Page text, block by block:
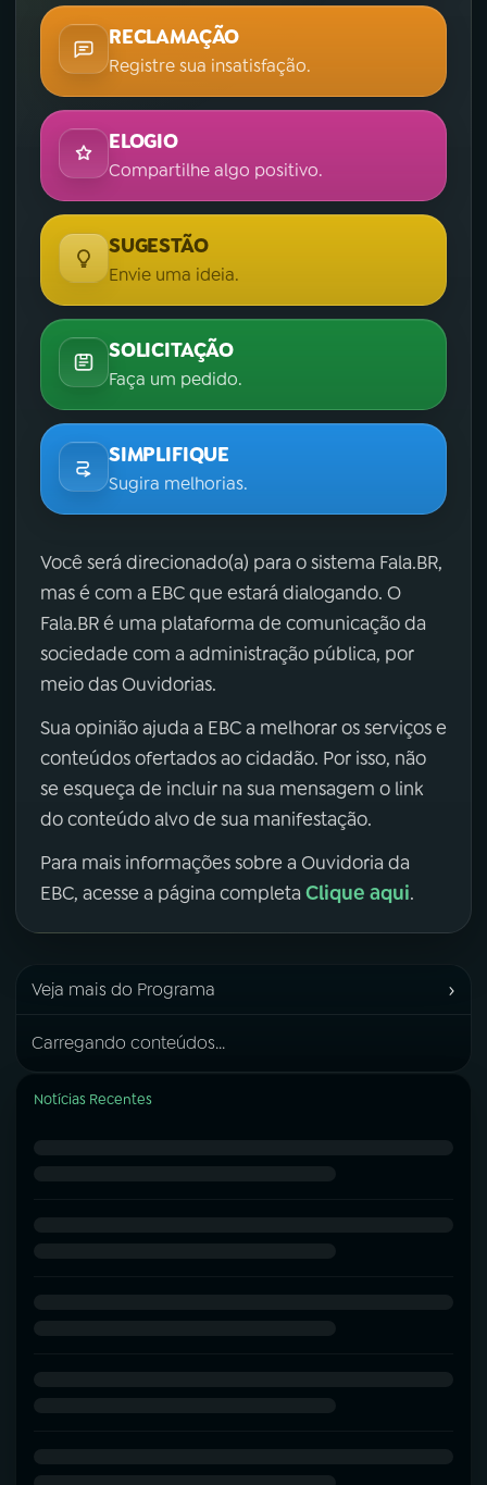
RECLAMAÇÃO
Registre sua insatisfação.
ELOGIO
Compartilhe algo positivo.
SUGESTÃO
Envie uma ideia.
SOLICITAÇÃO
Faça um pedido.
SIMPLIFIQUE
Sugira melhorias.
Você será direcionado(a) para o sistema Fala.BR,
mas é com a EBC que estará dialogando. O
Fala.BR é uma plataforma de comunicação da
sociedade com a administração pública, por
meio das Ouvidorias.
Sua opinião ajuda a EBC a melhorar os serviços e
conteúdos ofertados ao cidadão. Por isso, não
se esqueça de incluir na sua mensagem o link
do conteúdo alvo de sua manifestação.
Para mais informações sobre a Ouvidoria da
EBC, acesse a página completa Clique aqui.
Veja mais do Programa ›
Carregando conteúdos...
Notícias Recentes